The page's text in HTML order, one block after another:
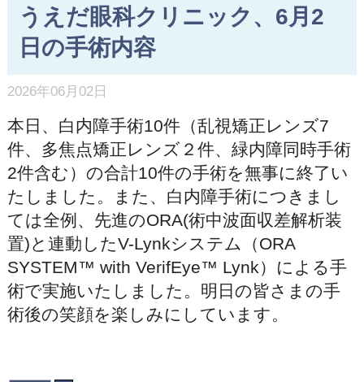
うえだ眼科クリニック、6月2
日の手術内容
2026年06月02日
本日、白内障手術10件（乱視矯正レンズ7
件、多焦点矯正レンズ２件、緑内障同時手術
2件含む）の合計10件の手術を無事に終了い
たしました。また、白内障手術につきまし
ては全例、先進のORA(術中波面収差解析装
置)と連動したV-Lynkシステム（ORA
SYSTEM™ with VerifEye™ Lynk）による手
術で実施いたしました。明日の皆さまの手
術後の笑顔を楽しみにしています。